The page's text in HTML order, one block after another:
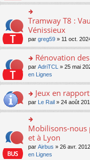
s
ult
er
le
m
e
s
s
g
o
n
lu
le
pl
u
s
ré
c
o
n
ult
er
le
m
e
s
a
g
e
n
o
n
le
Tramway T8 :
Vénissieux
par greg59 » 11 oct.
o
n
s
er
le
m
e
s
s
g
Rénovation
par AdriTCL » 25 mai
en Lignes
o
n
s
ult
er
le
m
e
Jeux en
par Le Rail » 24 août
o
n
ult
Mobilisons-nous
et à Lyon
par Airbus » 26 avr.
en Lignes